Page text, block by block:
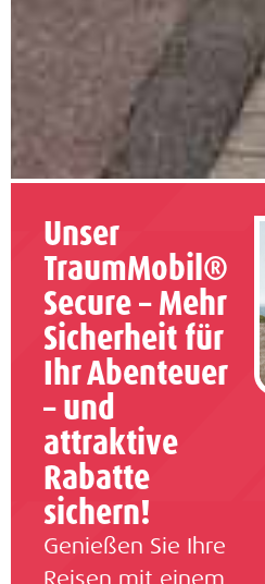
Unser
TraumMobil®
Secure – Mehr
Sicherheit für
Ihr Abenteuer
– und
attraktive
Rabatte
sichern!
Genießen Sie Ihre